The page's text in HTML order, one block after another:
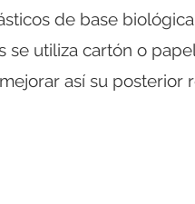
de base
se utiliza cartón o
así su posterior